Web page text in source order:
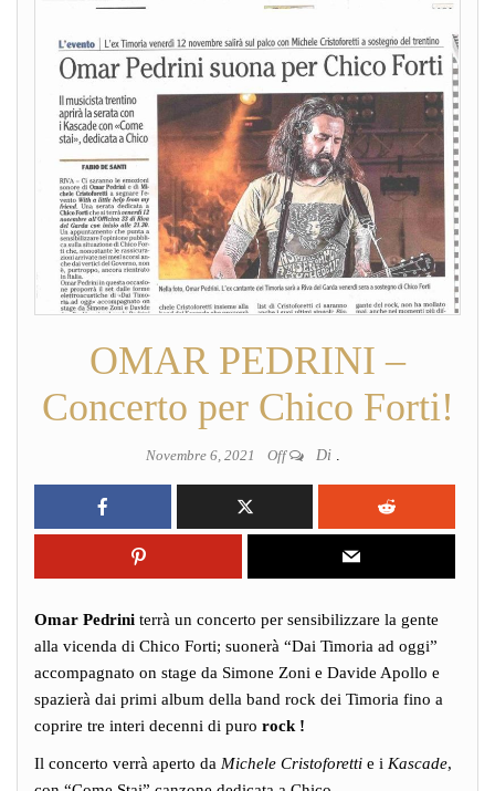
OMAR PEDRINI –
Concerto per Chico Forti!
Novembre 6, 2021 Off Di .
Omar Pedrini terrà un concerto per sensibilizzare la gente
alla vicenda di Chico Forti; suonerà “Dai Timoria ad oggi”
accompagnato on stage da Simone Zoni e Davide Apollo e
spazierà dai primi album della band rock dei Timoria fino a
coprire tre interi decenni di puro rock !
Il concerto verrà aperto da Michele Cristoforetti e i Kascade,